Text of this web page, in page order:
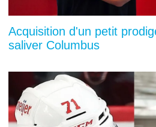
Acquisition d'un petit
saliver Columbus